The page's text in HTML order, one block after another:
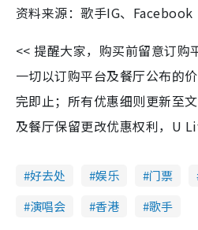
资料来源：歌手IG、Facebook
<< 提醒大家，购买前留意订购
一切以订购平台及餐厅公布的
完即止；所有优惠细则更新至
及餐厅保留更改优惠权利，U
好去处 娱乐 门票
演唱会
香港 歌手